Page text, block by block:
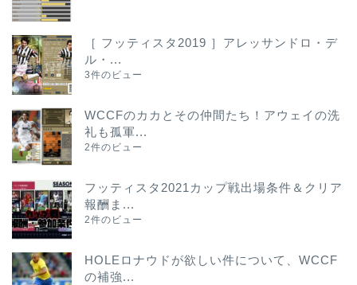
［ フッティスタ2019 ］アレッサンドロ・デ
ル・...
3件のビュー
WCCFのカカとその仲間たち！アウェイの洗
礼も孤軍...
2件のビュー
フッティスタ2021カップ戦出場条件＆クリア
報酬ま...
2件のビュー
HOLEロナウドが欲しい件について、WCCF
の補強...